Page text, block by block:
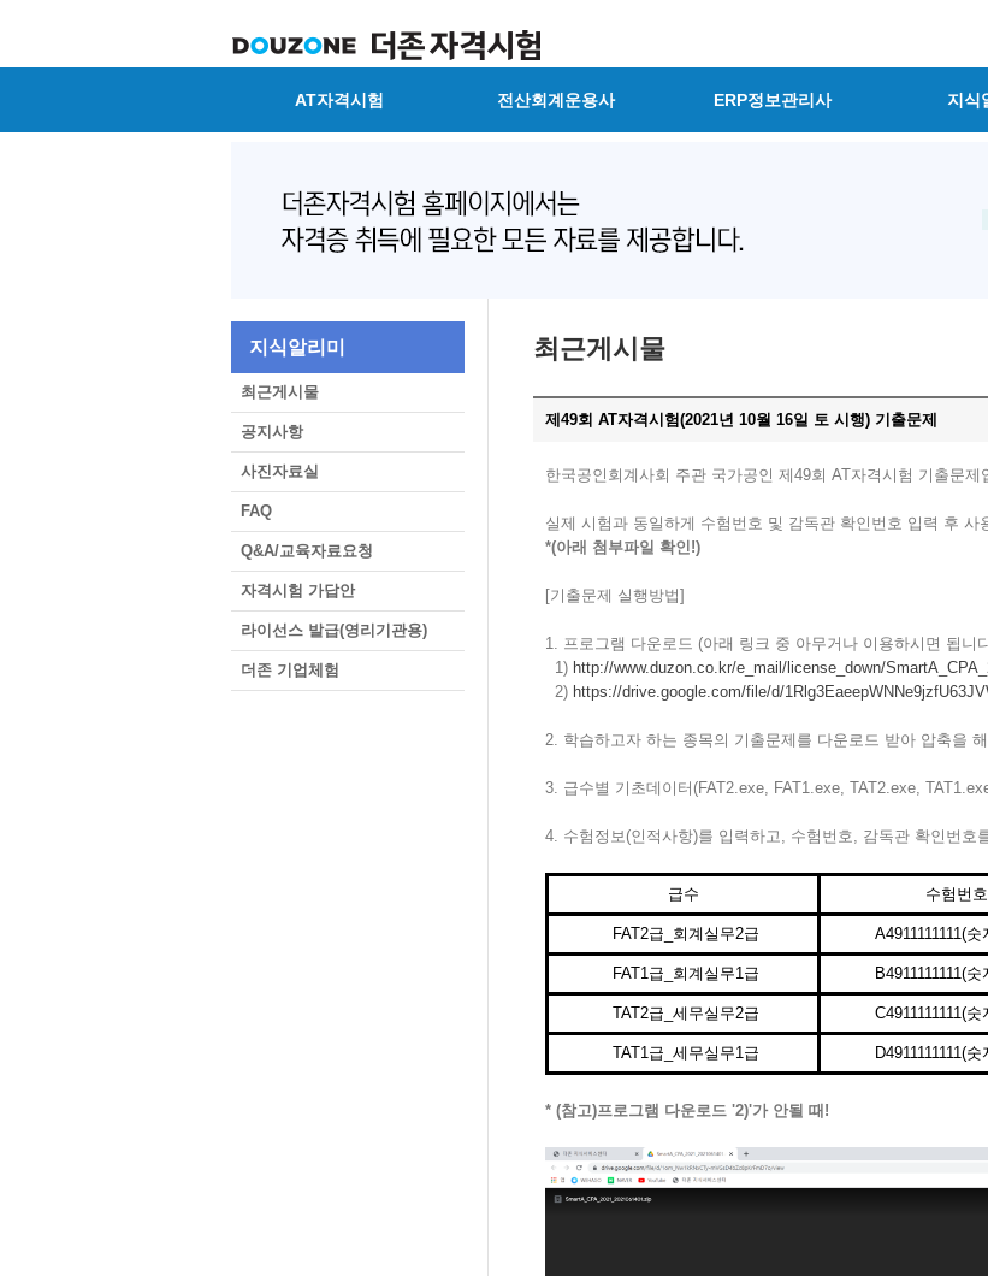
AT자격시험 전산회계운용사 ERP정보관리사 지식
지식알리미
최근게시물
공지사항
사진자료실
FAQ
Q&A/교육자료요청
자격시험 가답안
라이선스 발급(영리기관용)
더존 기업체험
최근게시물
제49회 AT자격시험(2021년 10월 16일 토 시행) 기출문제
한국공인회계사회 주관 국가공인 제49회 AT자격시험 기출문
실제 시험과 동일하게 수험번호 및 감독관 확인번호 입력 후 사
*(아래 첨부파일 확인!)
[기출문제 실행방법]
1. 프로그램 다운로드 (아래 링크 중 아무거나 이용하시면 됩니
1) http://www.duzon.co.kr/e_mail/license_down/
2) https://drive.google.com/file/d/
2. 학습하고자 하는 종목의 기출문제를 다운로드 받아 압축을
3. 급수별 기초데이터(FAT2.exe, FAT1.exe, TAT2.exe,
4. 수험정보(인적사항)를 입력하고, 수험번호, 감독관 확인번호
급수 수험번호
FAT2급_회계실무2급 A4911111111(
FAT1급_회계실무1급 B4911111111(
TAT2급_세무실무2급 C4911111111(
TAT1급_세무실무1급 D4911111111(
* (참고)프로그램 다운로드 '2)'가 안될 때!